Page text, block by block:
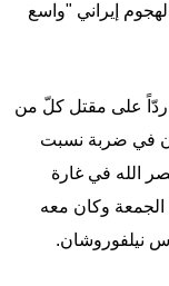
إيراني "واسع
ردّاً على مقتل كلّ من
في ضربة نسبت
الله في غارة
الجمعة وكان معه
نيلفوروشان.